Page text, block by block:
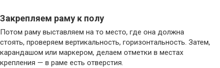
Закрепляем раму к полу
Потом раму выставляем на то место, где она должна
стоять, проверяем вертикальность, горизонтальность. Затем,
карандашом или маркером, делаем отметки в местах
крепления — в раме есть отверстия.